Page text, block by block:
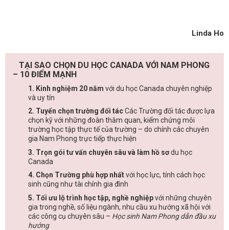
Linda Ho
TẠI SAO CHỌN DU HỌC CANADA VỚI NAM PHONG
– 10 ĐIỂM MẠNH
1. Kinh nghiệm 20 năm với du học Canada chuyên nghiệp
và uy tín
2. Tuyển chọn trường đối tácCác Trường đối tác được lựa
chọn kỹ với những đoàn thăm quan, kiểm chứng môi
trường học tập thực tế của trường – do chính các chuyên
gia Nam Phong trực tiếp thực hiện
3. Trọn gói tư vấn chuyên sâu và làm hồ sơdu học
Canada
4. Chọn Trường phù hợp nhấtvới học lực, tính cách học
sinh cũng như tài chính gia đình
5. Tối ưu lộ trình học tập, nghề nghiệpvới những chuyên
gia trong nghề, số liệu ngành, nhu cầu xu hướng xã hội với
các công cụ chuyên sâu – Học sinh Nam Phong dẫn đầu xu
hướng